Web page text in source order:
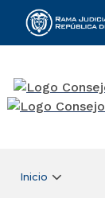
Rama
Inicio